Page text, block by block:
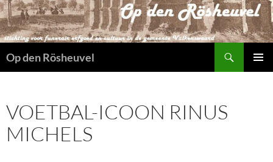
Ga
naar
de
Op den Rösheuvel
VOETBAL-ICOON RINUS
MICHELS